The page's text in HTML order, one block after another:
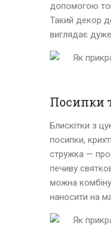
допомогою
Такий декор
виглядає
Посипки
Блискітки з
посипки,
стружка —
печиву
можна
наносити на